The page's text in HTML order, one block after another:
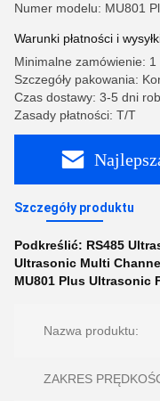
Numer modelu: MU801
Warunki płatności i
Minimalne zamówienie: 1
Szczegóły pakowania:
Czas dostawy: 3-5 dni
Zasady płatności: T/T
Szczegóły produktu
Podkreślić: RS485
Ultrasonic Multi
MU801 Plus Ultrasonic
Nazwa produktu:
ZAKRES